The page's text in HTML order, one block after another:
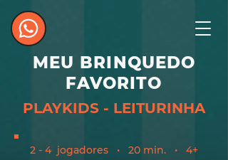
MEU BRINQUEDO
FAVORITO
PLAYKIDS - LEITURINHA
2 - 4 jogadores • 20 min. • 4+